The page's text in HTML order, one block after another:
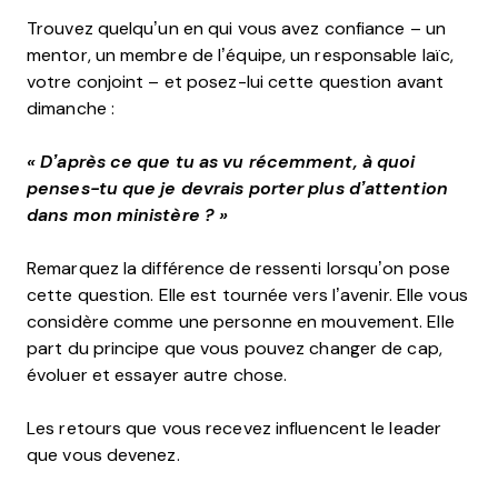
Trouvez quelqu’un en qui vous avez confiance – un
mentor, un membre de l’équipe, un responsable laïc,
votre conjoint – et posez-lui cette question avant
dimanche :
« D’après ce que tu as vu récemment, à quoi
penses-tu que je devrais porter plus d’attention
dans mon ministère ? »
Remarquez la différence de ressenti lorsqu’on pose
cette question. Elle est tournée vers l’avenir. Elle vous
considère comme une personne en mouvement. Elle
part du principe que vous pouvez changer de cap,
évoluer et essayer autre chose.
Les retours que vous recevez influencent le leader
que vous devenez.